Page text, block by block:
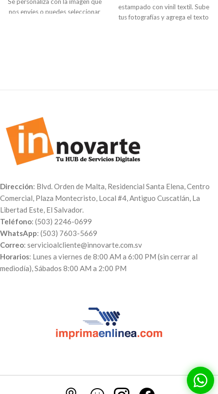
Se personaliza con la imagen que
nos envíes o puedes seleccionar
estampado con vinil textil. Sube
tus fotografías y agrega el texto
Dirección: Blvd. Orden de Malta, Residencial Santa Elena, Centro
Comercial, Plaza Montecristo, Local #4, Antiguo Cuscatlán, La
Libertad Este, El Salvador.
Teléfono: (503) 2246-0699
WhatsApp: (503) 7603-5669
Correo: servicioalcliente@innovarte.com.sv
Horarios: Lunes a viernes de 8:00 AM a 6:00 PM (sin cerrar al
mediodía), Sábados 8:00 AM a 2:00 PM